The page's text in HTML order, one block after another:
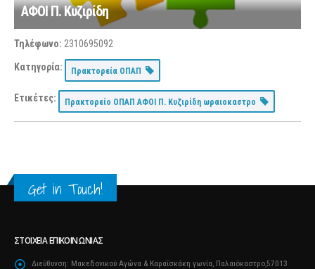
ΑΦΟΙ Π. Κυζιρίδη
Τηλέφωνο: 2310695092
Κατηγορία: Πρακτορεία ΟΠΑΠ
Ετικέτες: Πρακτορείο ΟΠΑΠ ΑΦΟΙ Π. Κυζιρίδη ωραιοκαστρο
Get in Touch!
ΣΤΟΙΧΕΊΑ ΕΠΙΚΟΙΝΩΝΊΑΣ
Διεύθυνση: Μακεδονικού Αγώνα & Καραΐσκάκη γωνία, Παλαιόκαστρο,57013